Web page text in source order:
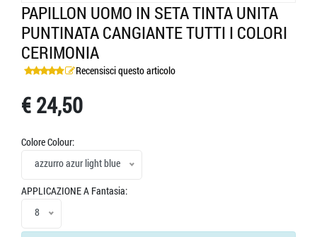
PAPILLON UOMO IN SETA TINTA UNITA
PUNTINATA CANGIANTE TUTTI I COLORI
CERIMONIA
Recensisci questo articolo
€ 24,50
Colore Colour:
azzurro azur light blue
APPLICAZIONE A Fantasia:
8